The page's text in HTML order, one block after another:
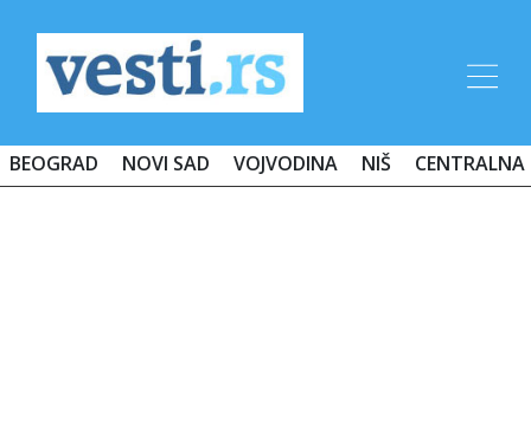
BEOGRAD NOVI SAD VOJVODINA NIŠ CENTRALNA